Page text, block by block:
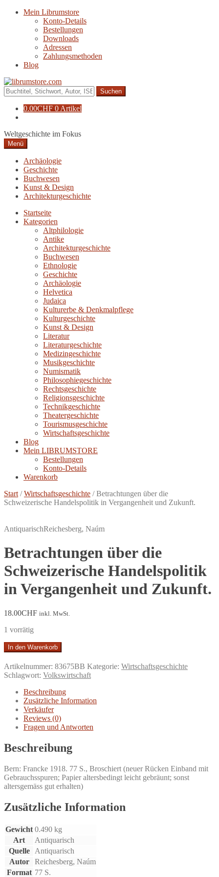
Navigation
Zum
Mein Librumstore
Konto-Details
Bestellungen
Downloads
Adressen
Zahlungsmethoden
Blog
Suche
nach:
0.00CHF 0 Artikel
Weltgeschichte im Fokus
Menü
Archäologie
Geschichte
Buchwesen
Kunst & Design
Architekturgeschichte
Startseite
Kategorien
Altphilologie
Antike
Architekturgeschichte
Buchwesen
Ethnologie
Geschichte
Archäologie
Helvetica
Judaica
Kulturerbe & Denkmalpflege
Kulturgeschichte
Kunst & Design
Literatur
Literaturgeschichte
Medizingeschichte
Musikgeschichte
Numismatik
Philosophiegeschichte
Rechtsgeschichte
Religionsgeschichte
Technikgeschichte
Theatergeschichte
Tourismusgeschichte
Wirtschaftsgeschichte
Blog
Mein LIBRUMSTORE
Bestellungen
Konto-Details
Warenkorb
Start /Wirtschaftsgeschichte /Betrachtungen über die
Schweizerische Handelspolitik in Vergangenheit und Zukunft.
AntiquarischReichesberg, Naúm
Betrachtungen über die
Schweizerische Handelspolitik
in Vergangenheit und Zukunft.
18.00CHF inkl. MwSt.
1 vorrätig
Betrachtungen
über
die
Schweizerische
Handelspolitik
Vergangenheit
Zukunft.
Menge
In den Warenkorb
Artikelnummer: 83675BB Kategorie: Wirtschaftsgeschichte
Schlagwort: Volkswirtschaft
Beschreibung
Zusätzliche Information
Verkäufer
Reviews (0)
Fragen und Antworten
Beschreibung
Bern: Francke 1918. 77 S., Broschiert (neuer Rücken Einband mit
Gebrauchsspuren; Papier altersbedingt leicht gebräunt; sonst
altersgemäss gut erhalten)
Zusätzliche Information
Gewicht 0.490 kg
Art
Antiquarisch
Quelle
Antiquarisch
Autor
Reichesberg, Naúm
Format 77 S.